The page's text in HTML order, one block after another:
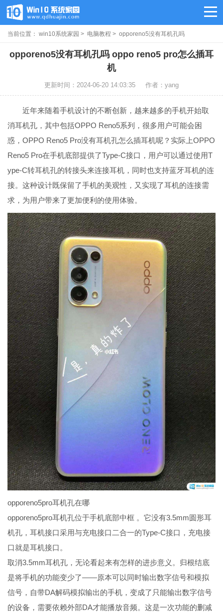
当前位置： win10系统家园 > 电脑教程 > opporeno5没有耳机孔吗
opporeno5没有耳机孔吗 oppo reno5 pro怎么插耳
机
更新时间：2024-06-20 14:03:35 作者：yang
近年来随着手机设计的不断创新，越来越多的手机开始取
消耳机孔，其中包括OPPO Reno5系列，很多用户可能会困
惑，OPPO Reno5 Pro没有耳机孔怎么插耳机呢？实际上OPPO
Reno5 Pro在手机底部提供了Type-C接口，用户可以通过使用T
ype-C转耳机孔的转接头来连接耳机，同时也支持蓝牙耳机的连
接。这种设计既保留了手机的美观性，又实现了耳机的连接需
求，为用户带来了更加便利的使用体验。
opporeno5pro耳机孔在哪
opporeno5pro耳机孔位于手机底部中框 。它没有3.5mm圆形耳
机孔，耳机接口采用与充电接口二合一的Type-C接口，充电接
口就是耳机接口。
取消3.5mm耳机孔，无论看起来有怎样的进步意义。归根结底
是将手机的功能变少了——原本可以同时输出数字信号和模拟
信号，自带DA解码模拟输出的手机，变成了只能输出数字信号
的设备，需要依赖外部DA才能播放音频。这是一次功能的删减